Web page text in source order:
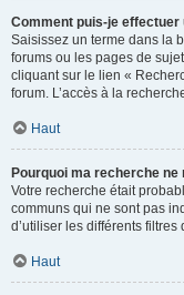
Comment puis-je
Saisissez un terme dans la
forums ou les pages de
cliquant sur le lien «
forum. L’accès à la
Haut
Pourquoi ma recherche
Votre recherche était
communs qui ne sont pas
d’utiliser les différents
Haut